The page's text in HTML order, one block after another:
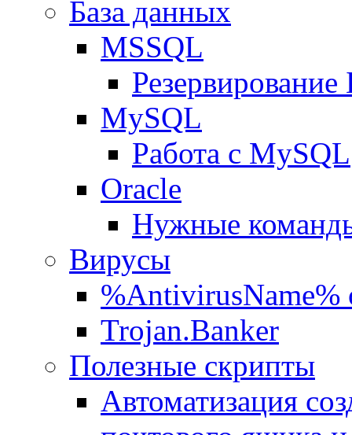
База данных
MSSQL
MySQL
Работа с MySQL
Oracle
Нужные
Вирусы
Trojan.Banker
Полезные скрипты
Автоматизация